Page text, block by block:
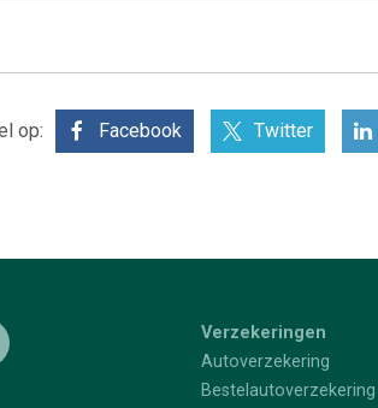
op: Facebook Twitter
Verzekeringen
Autoverzekering
Bestelautoverzekering